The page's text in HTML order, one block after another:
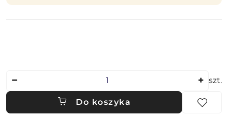
szt.
Do koszyka